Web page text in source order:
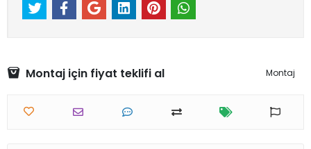
Montaj için fiyat teklifi al Montaj